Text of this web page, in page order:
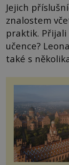
Jejich
znalostem
praktik. Přijali
učence?
také s